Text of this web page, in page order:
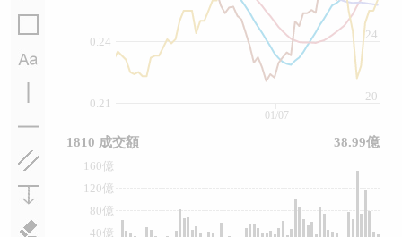
0.21
0.24
24
20
80億
160億
40億
120億
01/07
1810 成交額 38.99億